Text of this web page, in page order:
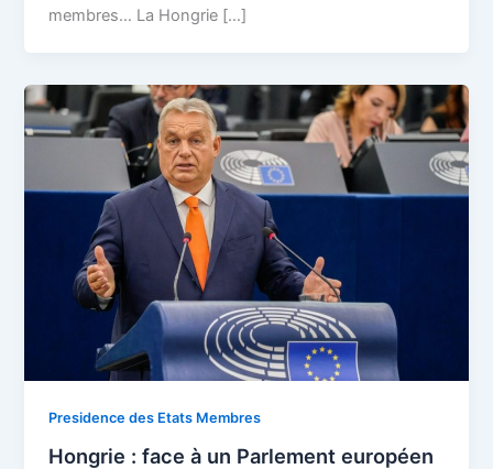
membres… La Hongrie […]
Presidence des Etats Membres
Hongrie : face à un Parlement européen